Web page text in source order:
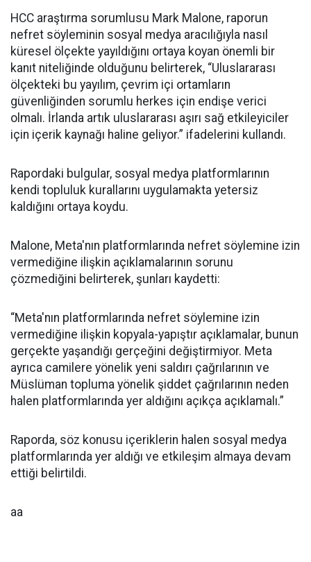
HCC araştırma sorumlusu Mark Malone, raporun
nefret söyleminin sosyal medya aracılığıyla nasıl
küresel ölçekte yayıldığını ortaya koyan önemli bir
kanıt niteliğinde olduğunu belirterek, “Uluslararası
ölçekteki bu yayılım, çevrim içi ortamların
güvenliğinden sorumlu herkes için endişe verici
olmalı. İrlanda artık uluslararası aşırı sağ etkileyiciler
için içerik kaynağı haline geliyor.” ifadelerini kullandı.
Rapordaki bulgular, sosyal medya platformlarının
kendi topluluk kurallarını uygulamakta yetersiz
kaldığını ortaya koydu.
Malone, Meta'nın platformlarında nefret söylemine izin
vermediğine ilişkin açıklamalarının sorunu
çözmediğini belirterek, şunları kaydetti:
“Meta'nın platformlarında nefret söylemine izin
vermediğine ilişkin kopyala-yapıştır açıklamalar, bunun
gerçekte yaşandığı gerçeğini değiştirmiyor. Meta
ayrıca camilere yönelik yeni saldırı çağrılarının ve
Müslüman topluma yönelik şiddet çağrılarının neden
halen platformlarında yer aldığını açıkça açıklamalı.”
Raporda, söz konusu içeriklerin halen sosyal medya
platformlarında yer aldığı ve etkileşim almaya devam
ettiği belirtildi.
aa